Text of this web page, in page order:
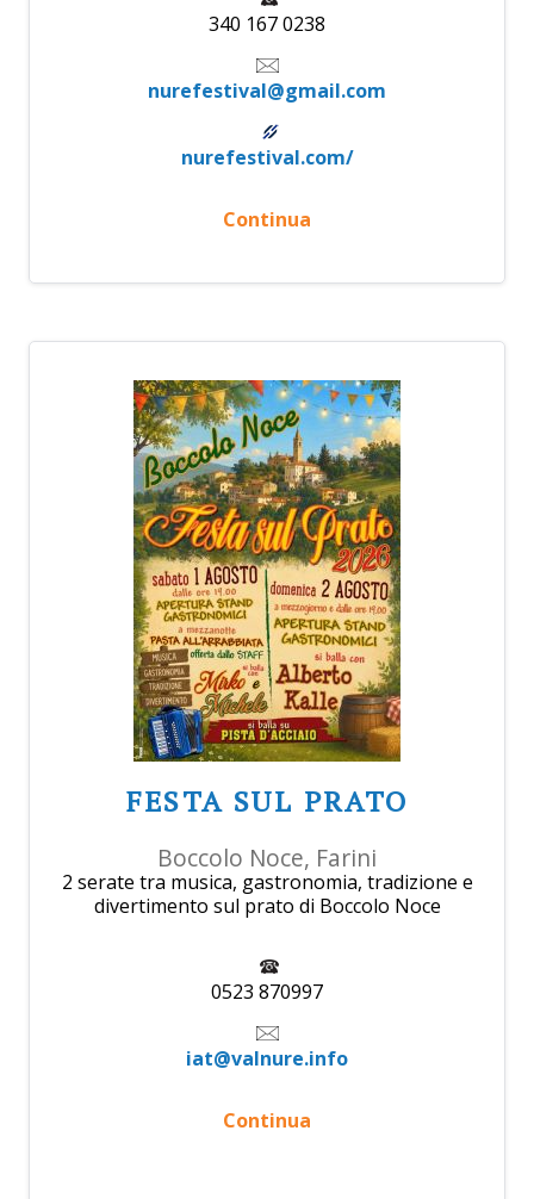
340 167 0238
nurefestival@gmail.com
nurefestival.com/
Continua
FESTA SUL PRATO
Boccolo Noce, Farini
2 serate tra musica, gastronomia, tradizione e
divertimento sul prato di Boccolo Noce
0523 870997
iat@valnure.info
Continua